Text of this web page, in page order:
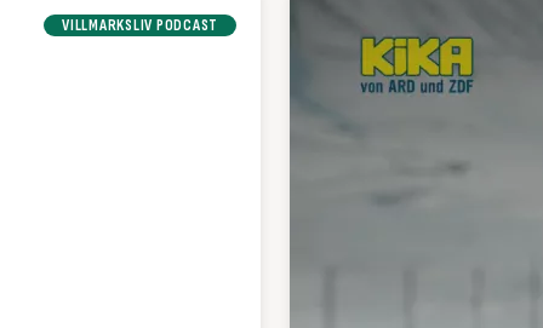
VILLMARKSLIV PODCAST